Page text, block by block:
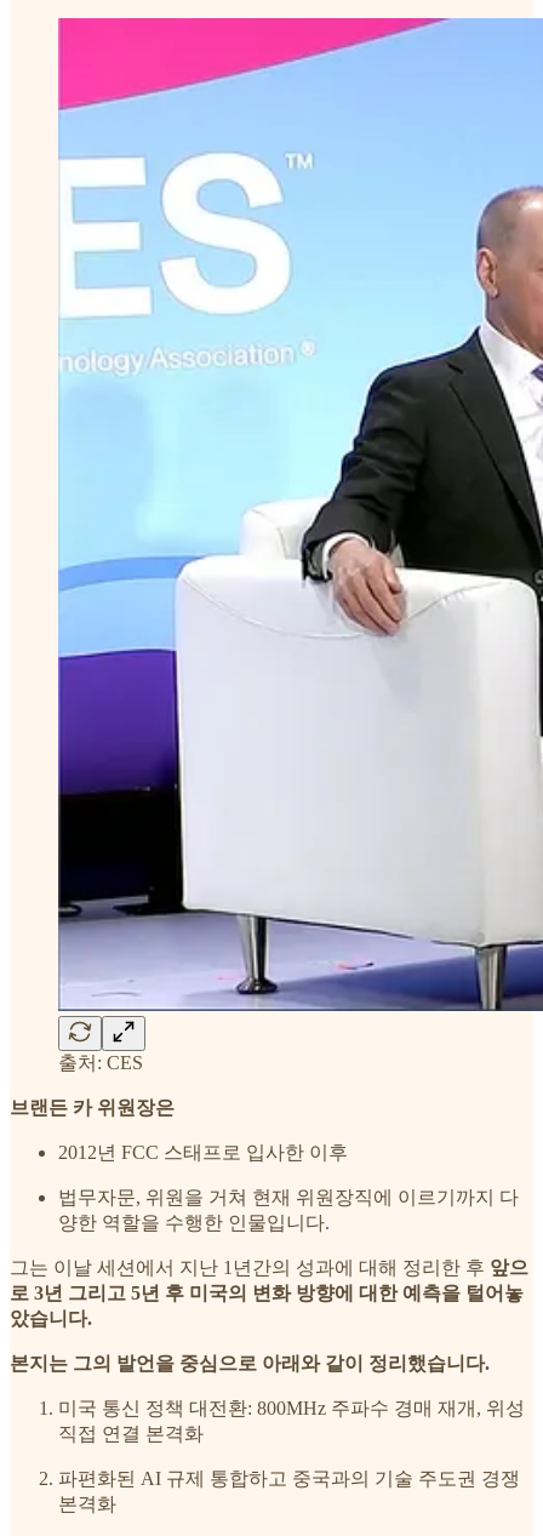
출처: CES
브랜든 카 위원장은
2012년 FCC 스태프로 입사한 이후
법무자문, 위원을 거쳐 현재 위원장직에 이르기까지 다
양한 역할을 수행한 인물입니다.
그는 이날 세션에서 지난 1년간의 성과에 대해 정리한 후 앞으
로 3년 그리고 5년 후 미국의 변화 방향에 대한 예측을 털어놓
았습니다.
본지는 그의 발언을 중심으로 아래와 같이 정리했습니다.
미국 통신 정책 대전환: 800MHz 주파수 경매 재개, 위성
직접 연결 본격화
파편화된 AI 규제 통합하고 중국과의 기술 주도권 경쟁
본격화